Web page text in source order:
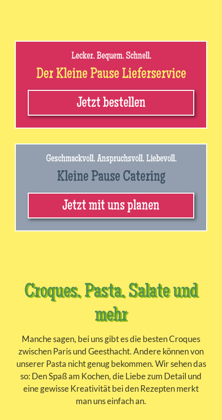
Lecker. Bequem. Schnell.
Der Kleine Pause Lieferservice
Jetzt bestellen
Geschmackvoll. Anspruchsvoll. Liebevoll.
Kleine Pause Catering
Jetzt mit uns planen
Croques, Pasta, Salate und
mehr
Manche sagen, bei uns gibt es die besten Croques
zwischen Paris und Geesthacht. Andere können von
unserer Pasta nicht genug bekommen. Wir sehen das
so: Den Spaß am Kochen, die Liebe zum Detail und
eine gewisse Kreativität bei den Rezepten merkt
man uns einfach an.